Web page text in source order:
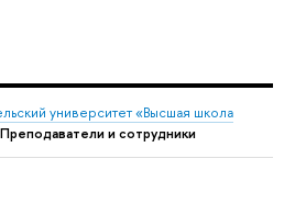
университет «Высшая школа
Преподаватели и сотрудники